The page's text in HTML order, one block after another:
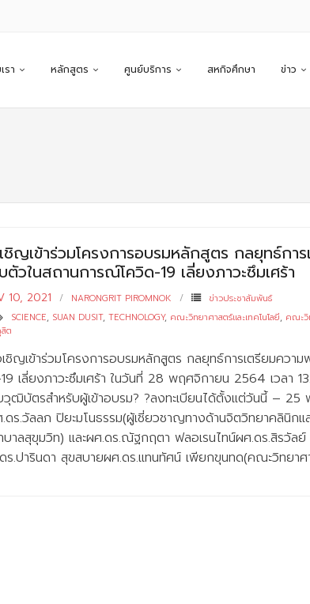
รา หลักสูตร ศูนย์บริการ สหกิจศึกษา ข่าว
ชิญเข้าร่วมโครงการอบรมหลักสูตร กลยุทธ์กา
ตัวในสถานการณ์โควิด-19 เลี่ยงภาวะซึมเศร้า
10, 2021 NARONGRIT PIROMNOK
ข่าวประชาสัมพันธ์
SCIENCE, SUAN DUSIT, TECHNOLOGY, คณะวิทยาศาสตร์และเทคโนโลยี, คณะ
ต
ชิญเข้าร่วมโครงการอบรมหลักสูตร กลยุทธ์การเตรียมคว
เลี่ยงภาวะซึมเศร้า ในวันที่ 28 พฤศจิกายน 2564 เวลา
ฒิบัตรสำหรับผู้เข้าอบรม? ?ลงทะเบียนได้ตั้งแต่วันนี้ –
ดร.วัลลภ ปิยะมโนธรรม(ผู้เชี่ยวชาญทางด้านจิตวิทยาคลินิก
าลสุขุมวิท) และผศ.ดร.ณัฐกฤตา ฟลอเรนไทน์ผศ.ดร.สิรวัล
ร.ปารินดา สุขสบายผศ.ดร.แทนทัศน์ เพียกขุนทด(คณะวิทยาศ